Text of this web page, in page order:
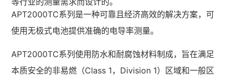
APT2000TC系列是一种可靠且经济高效的解决方案，可
使用无极式电池提供准确的电导率测量。
APT2000TC系列使用防水和耐腐蚀材料制成，旨在满足
本质安全的非易燃（Class 1，Division 1）区域和一般区